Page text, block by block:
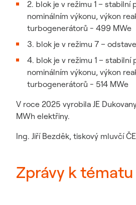
2. blok je v režimu 1 – stabilní
nominálním výkonu, výkon
turbogenerátorů - 499 MWe
3. blok je v režimu 7 –
4. blok je v režimu 1 – stabilní
nominálním výkonu, výkon
turbogenerátorů - 514 MWe
V roce 2025 vyrobila JE
MWh elektřiny.
Ing. Jiří Bezděk, tiskový mluvčí
Zprávy k tématu